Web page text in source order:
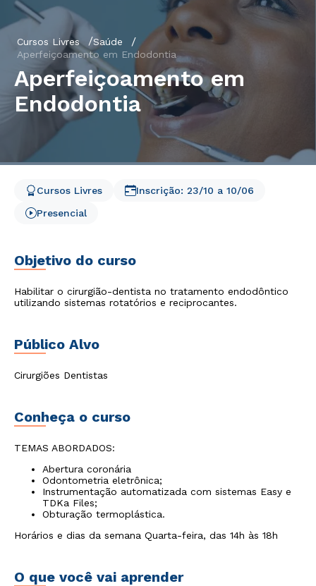
Cursos Livres
Saúde
Aperfeiçoamento em Endodontia
Aperfeiçoamento em
Endodontia
Cursos Livres
Presencial
Inscrição: 23/10 a 10/06
Objetivo do curso
Habilitar o cirurgião-dentista no tratamento endodôntico
utilizando sistemas rotatórios e reciprocantes.
Público Alvo
Cirurgiões Dentistas
Conheça o curso
TEMAS ABORDADOS:
Abertura coronária
Odontometria eletrônica;
Instrumentação automatizada com sistemas Easy e
TDKa Files;
Obturação termoplástica.
Horários e dias da semana Quarta-feira, das 14h às 18h
O que você vai aprender